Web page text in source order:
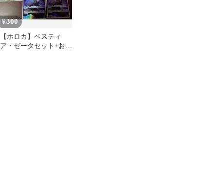
¥300
【ホロカ】ベスティ
ア・ゼータセット+おま